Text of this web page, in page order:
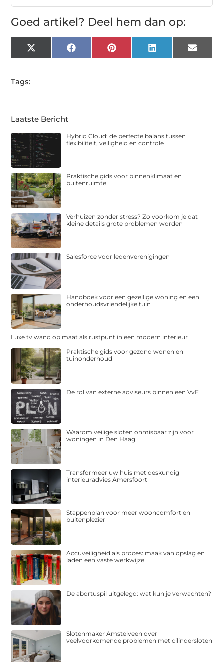
Goed artikel? Deel hem dan op:
X
(Twitter)
FacebookPinterest LinkedIn Email
Tags:
Laatste Bericht
Hybrid Cloud: de perfecte balans tussen
flexibiliteit, veiligheid en controle
Praktische gids voor binnenklimaat en
buitenruimte
Verhuizen zonder stress? Zo voorkom je dat
kleine details grote problemen worden
Salesforce voor ledenverenigingen
Handboek voor een gezellige woning en een
onderhoudsvriendelijke tuin
Luxe tv wand op maat als rustpunt in een modern interieur
Praktische gids voor gezond wonen en
tuinonderhoud
De rol van externe adviseurs binnen een VvE
Waarom veilige sloten onmisbaar zijn voor
woningen in Den Haag
Transformeer uw huis met deskundig
interieuradvies Amersfoort
Stappenplan voor meer wooncomfort en
buitenplezier
Accuveiligheid als proces: maak van opslag en
laden een vaste werkwijze
De abortuspil uitgelegd: wat kun je verwachten?
Slotenmaker Amstelveen over
veelvoorkomende problemen met cilindersloten